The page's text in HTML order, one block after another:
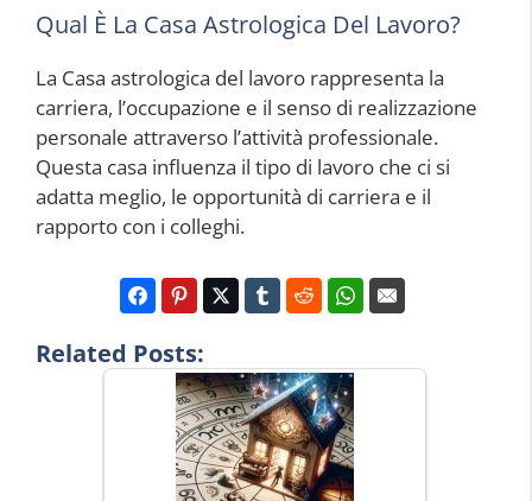
Qual È La Casa Astrologica Del Lavoro?
La Casa astrologica del lavoro rappresenta la
carriera, l’occupazione e il senso di realizzazione
personale attraverso l’attività professionale.
Questa casa influenza il tipo di lavoro che ci si
adatta meglio, le opportunità di carriera e il
rapporto con i colleghi.
Related Posts: